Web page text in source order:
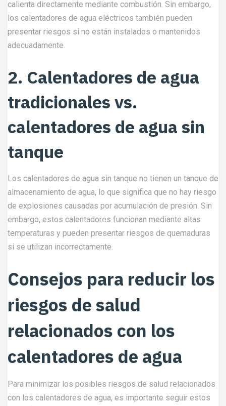
calienta directamente mediante combustión. Sin embargo,
los calentadores de agua eléctricos también pueden
presentar riesgos si no están instalados o mantenidos
adecuadamente.
2. Calentadores de agua
tradicionales vs.
calentadores de agua sin
tanque
Los calentadores de agua sin tanque no tienen un tanque de
almacenamiento de agua, lo que significa que no hay riesgo
de explosiones causadas por acumulación de presión. Sin
embargo, estos calentadores funcionan mediante altas
temperaturas y pueden presentar riesgos de quemaduras
si se utilizan incorrectamente.
Consejos para reducir los
riesgos de salud
relacionados con los
calentadores de agua
Para minimizar los posibles riesgos de salud relacionados
con los calentadores de agua, es importante seguir estos